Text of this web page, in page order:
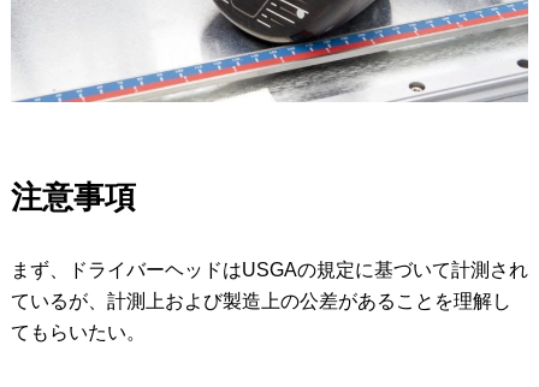
注意事項
まず、ドライバーヘッドはUSGAの規定に基づいて計測され
ているが、計測上および製造上の公差があることを理解し
てもらいたい。